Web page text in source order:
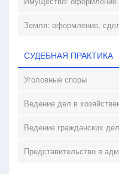
Земля: оформление,
СУДЕБНАЯ ПРАКТИКА
Уголовные споры
Ведение дел в
Ведение гражданских
Представительство в